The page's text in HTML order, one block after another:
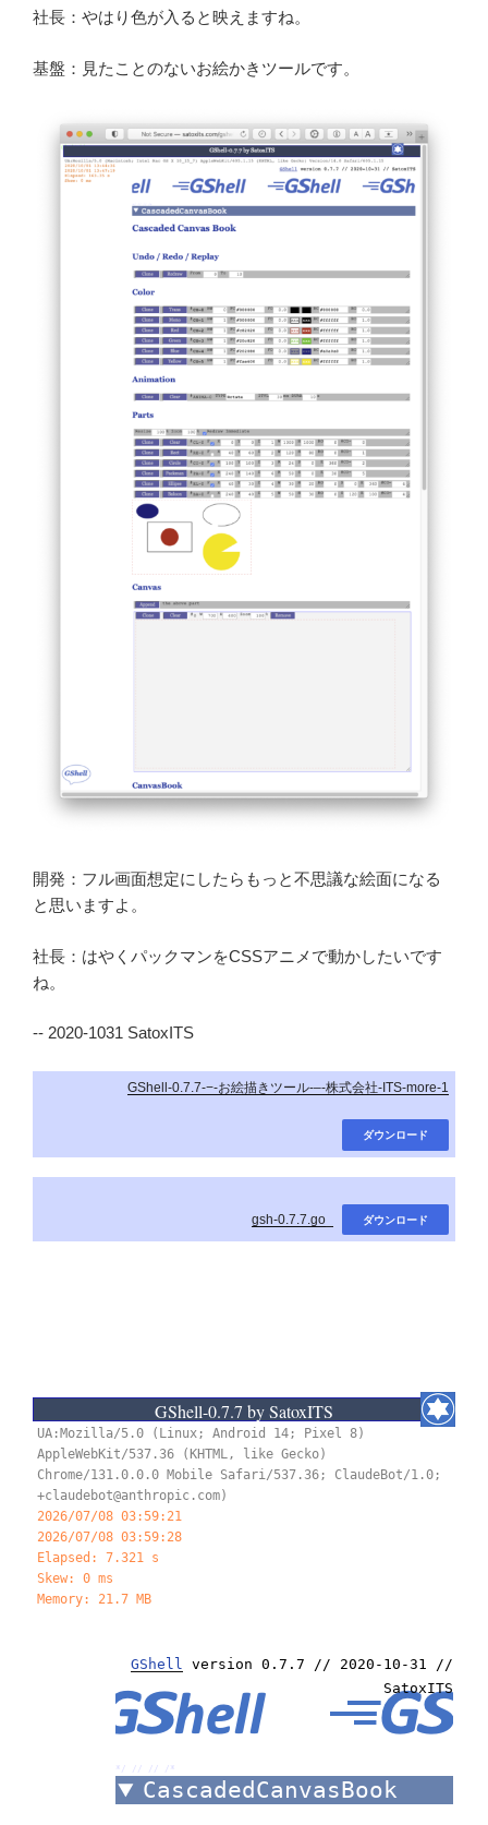
社長：やはり色が入ると映えますね。
基盤：見たことのないお絵かきツールです。
開発：フル画面想定にしたらもっと不思議な絵面になる
と思いますよ。
社長：はやくパックマンをCSSアニメで動かしたいです
ね。
-- 2020-1031 SatoxITS
GShell-0.7.7-−-お絵描きツール-–-株式会社-ITS-more-1
ダウンロード
gsh-0.7.7.go_ ダウンロード
GShell-0.7.7 by SatoxITS
UA:Mozilla/5.0 (Linux; Android 14; Pixel 8)
AppleWebKit/537.36 (KHTML, like Gecko)
Chrome/131.0.0.0 Mobile Safari/537.36; ClaudeBot/1.0;
+claudebot@anthropic.com)
2026/07/08 03:59:21
2026/07/08 03:59:29
Elapsed: 8.321 s
Skew: 0 ms
Memory: 21.7 MB
GShell
version 0.7.7 // 2020-10-31 //
SatoxITS
*/ // // /*
CascadedCanvasBook